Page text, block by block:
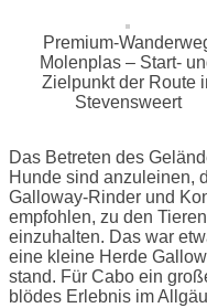
Premium-
Molenplas – Start-
Zielpunkt der Route
Stevensweert
Das Betreten des
Hunde sind anzuleinen,
Galloway-Rinder und
empfohlen, zu den
einzuhalten. Das war
eine kleine Herde
stand. Für Cabo ein
blödes Erlebnis im